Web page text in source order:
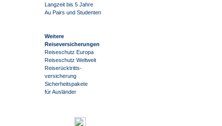
Langzeit bis 5 Jahre
Au Pairs und Studenten
Weitere
Reiseversicherungen
Reiseschutz Europa
Reiseschutz Weltweit
Reiserücktritts-
versicherung
Sicherheitspakete
für Ausländer